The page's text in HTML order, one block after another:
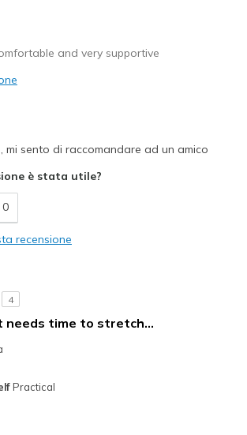
and very supportive
Shoes are for Wearing
mi sento di raccomandare ad un amico
è stata utile?
0
recensione
4
needs time to stretch...
Practical